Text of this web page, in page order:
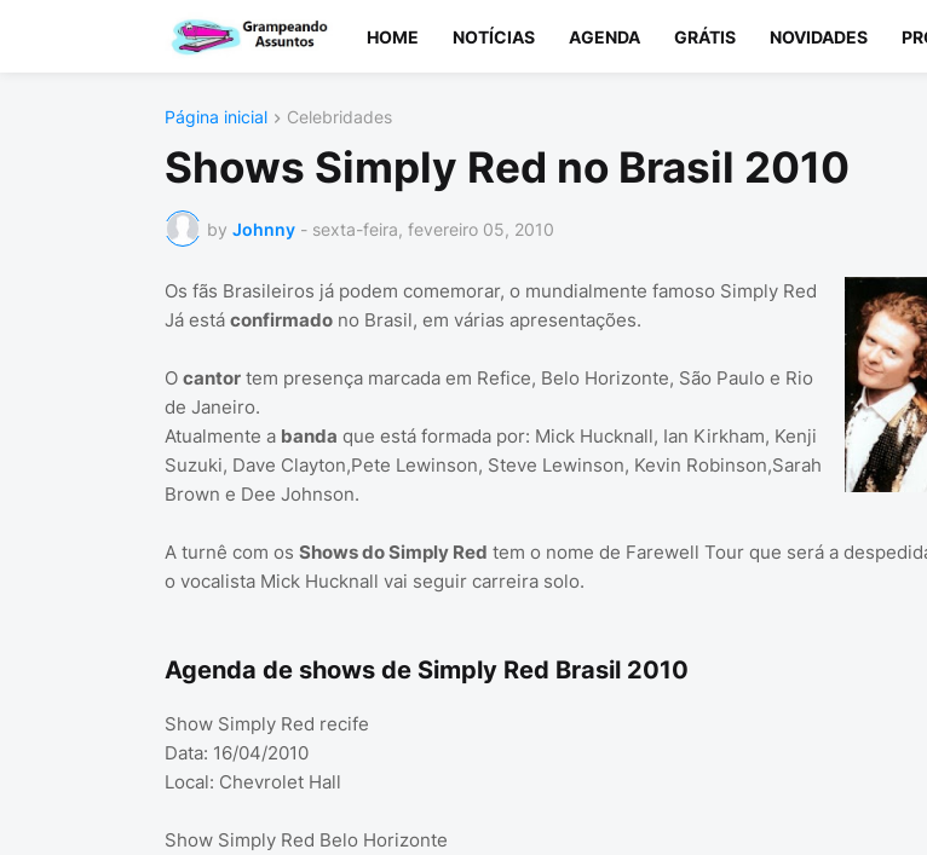
HOME NOTÍCIAS AGENDA GRÁTIS NOVIDADES
Página inicial Celebridades
Shows Simply Red no Brasil 2010
by Johnny - sexta-feira, fevereiro 05, 2010
Os fãs Brasileiros já podem comemorar, o mundialmente famoso Simply Red
Já está confirmadono Brasil, em várias apresentações.
O cantortem presença marcada em Refice, Belo Horizonte, São Paulo e Rio
de Janeiro.
Atualmente a banda que está formada por: Mick Hucknall, Ian Kirkham, Kenji
Suzuki, Dave Clayton,Pete Lewinson, Steve Lewinson, Kevin Robinson,Sarah
Brown e Dee Johnson.
A turnê com os Shows do Simply Red tem o nome de Farewell Tour que será a
o vocalista Mick Hucknall vai seguir carreira solo.
Agenda de shows de Simply Red Brasil 2010
Show Simply Red recife
Data: 16/04/2010
Local: Chevrolet Hall
Show Simply Red Belo Horizonte